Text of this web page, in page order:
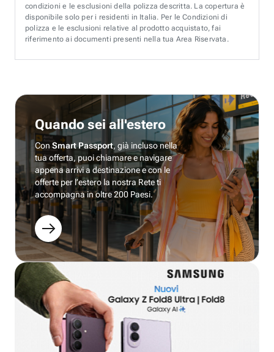
condizioni e le esclusioni della polizza descritta. La copertura è
disponibile solo per i residenti in Italia. Per le Condizioni di
polizza e le esclusioni relative al prodotto acquistato, fai
riferimento ai documenti presenti nella tua Area Riservata.
Quando sei all'estero
ConSmart Passport, già incluso nella
tua offerta, puoi chiamare e navigare
appena arrivi a destinazione e con le
offerte per l’estero la nostra Rete ti
accompagna in oltre 200 Paesi.